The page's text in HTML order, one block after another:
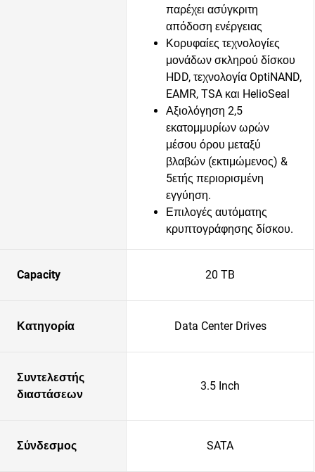
παρέχει ασύγκριτη
απόδοση ενέργειας
Κορυφαίες τεχνολογίες
μονάδων σκληρού δίσκου
HDD, τεχνολογία OptiNAND,
EAMR, TSA και HelioSeal
Αξιολόγηση 2,5
εκατομμυρίων ωρών
μέσου όρου μεταξύ
βλαβών (εκτιμώμενος) &
5ετής περιορισμένη
εγγύηση.
Επιλογές αυτόματης
κρυπτογράφησης δίσκου.
Capacity 20 TB
Κατηγορία Data Center Drives
Συντελεστής
διαστάσεων
3.5 Inch
Σύνδεσμος SATA